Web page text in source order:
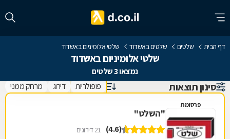
דף הבית שלטים שלטים באשדוד שלטי אלומיניום באשדוד
שלטי אלומיניום באשדוד
נמצאו 3 שלטים
סינון תוצאות פופולריות דירוג מרחק ממני
פרסומת
"השלט"
(4.6) 21 דירוגים